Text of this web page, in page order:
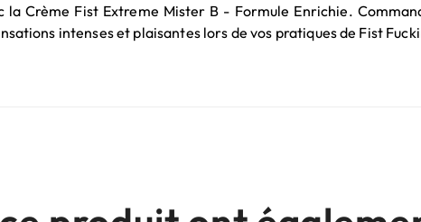
Crème Fist Extreme Mister B - Formule Enrichie.
intenses et plaisantes lors de vos pratiques de Fist